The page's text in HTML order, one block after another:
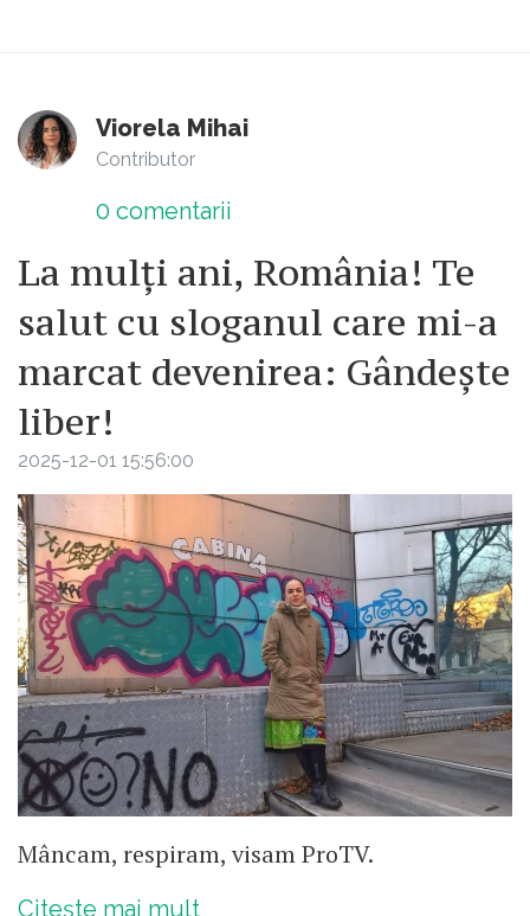
Viorela Mihai
Contributor
0 comentarii
La mulți ani, România! Te
salut cu sloganul care mi-a
marcat devenirea: Gândește
liber!
2025-12-01 15:56:00
Mâncam, respiram, visam ProTV.
Citește mai mult